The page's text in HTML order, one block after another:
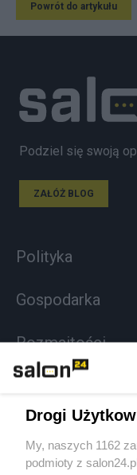
Powrót do artykułu
Podziel się swoją
ZAŁÓŻ BLOG
Polityka
Gospodarka
Rozmaitości
Sport
Drogi
My, naszych 1162
podmioty z